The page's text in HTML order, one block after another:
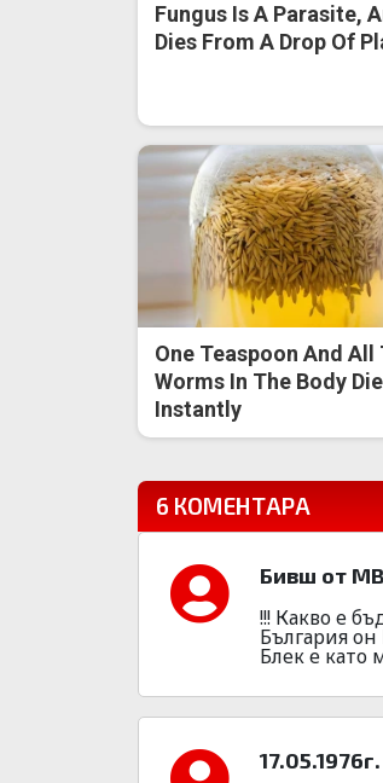
Fungus Is A Parasite,
Dies From A Drop Of
One Teaspoon And All
Worms In The Body Die
Instantly
6 КОМЕНТАРА
Бивш от
!!! Какво е
България
Блек е като
17.05.1976г.